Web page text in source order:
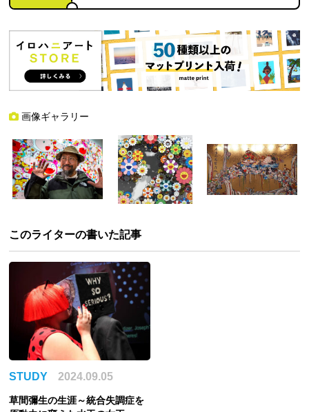
画像ギャラリー
このライターの書いた記事
STUDY 2024.09.05
草間彌生の生涯～統合失調症を